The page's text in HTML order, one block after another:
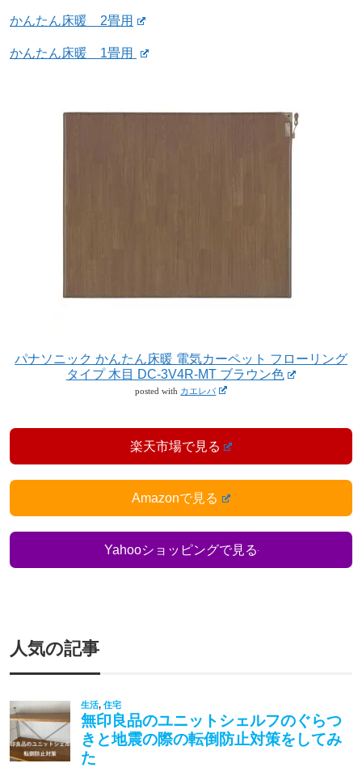
かんたん床暖 2畳用
かんたん床暖 1畳用
パナソニック かんたん床暖 電気カーペット フローリング
タイプ 木目 DC-3V4R-MT ブラウン色
posted with カエレバ
楽天市場で見る
Amazonで見る
Yahooショッピングで見る
人気の記事